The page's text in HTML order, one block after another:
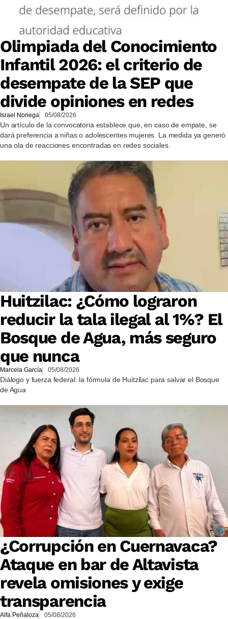
Olimpiada del Conocimiento
Infantil 2026: el criterio de
desempate de la SEP que
divide opiniones en redes
Israel Noriega 05/08/2026
Un artículo de la convocatoria establece que, en caso de empate, se
dará preferencia a niñas o adolescentes mujeres. La medida ya generó
una ola de reacciones encontradas en redes sociales.
Huitzilac: ¿Cómo lograron
reducir la tala ilegal al 1%? El
Bosque de Agua, más seguro
que nunca
Marcela García 05/08/2026
Diálogo y fuerza federal: la fórmula de Huitzilac para salvar el Bosque
de Agua
¿Corrupción en Cuernavaca?
Ataque en bar de Altavista
revela omisiones y exige
transparencia
Alfa Peñaloza 05/08/2026